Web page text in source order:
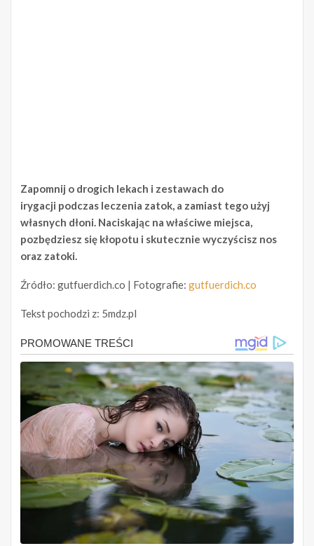
Zapomnij o drogich lekach i zestawach do
irygacji podczas leczenia zatok, a zamiast tego użyj
własnych dłoni. Naciskając na właściwe miejsca,
pozbędziesz się kłopotu i skutecznie wyczyścisz nos
oraz zatoki.
Źródło: gutfuerdich.co | Fotografie: gutfuerdich.co
Tekst pochodzi z: 5mdz.pl